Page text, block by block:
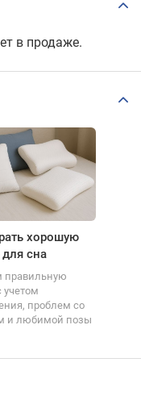
в продаже.
хорошую
сна
правильную
учетом
проблем со
и любимой позы